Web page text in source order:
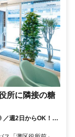
所に隣接の糖
／週2日からOK！＜